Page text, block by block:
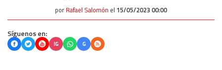
por Rafael Salomón el 15/05/2023 00:00
Síguenos en:
IG G